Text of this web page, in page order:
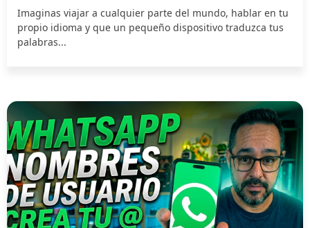
Imaginas viajar a cualquier parte del mundo, hablar en tu
propio idioma y que un pequeño dispositivo traduzca tus
palabras...